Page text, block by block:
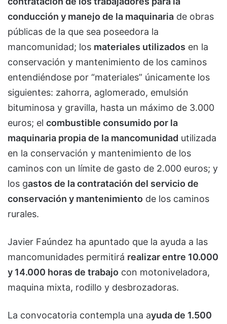
conducción y manejo de la maquinaria de obras
públicas de la que sea poseedora la
mancomunidad; los materiales utilizados en la
conservación y mantenimiento de los caminos
entendiéndose por “materiales” únicamente los
siguientes: zahorra, aglomerado, emulsión
bituminosa y gravilla, hasta un máximo de 3.000
euros; el combustible consumido por la
maquinaria propia de la mancomunidad utilizada
en la conservación y mantenimiento de los
caminos con un límite de gasto de 2.000 euros; y
los gastos de la contratación del servicio de
conservación y mantenimiento de los caminos
rurales.
Javier Faúndez ha apuntado que la ayuda a las
mancomunidades permitirá realizar entre 10.000
y 14.000 horas de trabajo con motoniveladora,
maquina mixta, rodillo y desbrozadoras.
La convocatoria contempla una ayuda de 1.500